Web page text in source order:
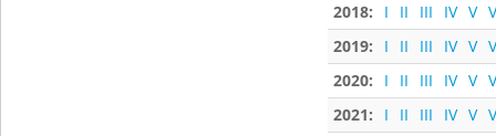
2018:
I II III IV V
2019:
I II III IV V
2020:
I II III IV V
2021:
I II III IV V